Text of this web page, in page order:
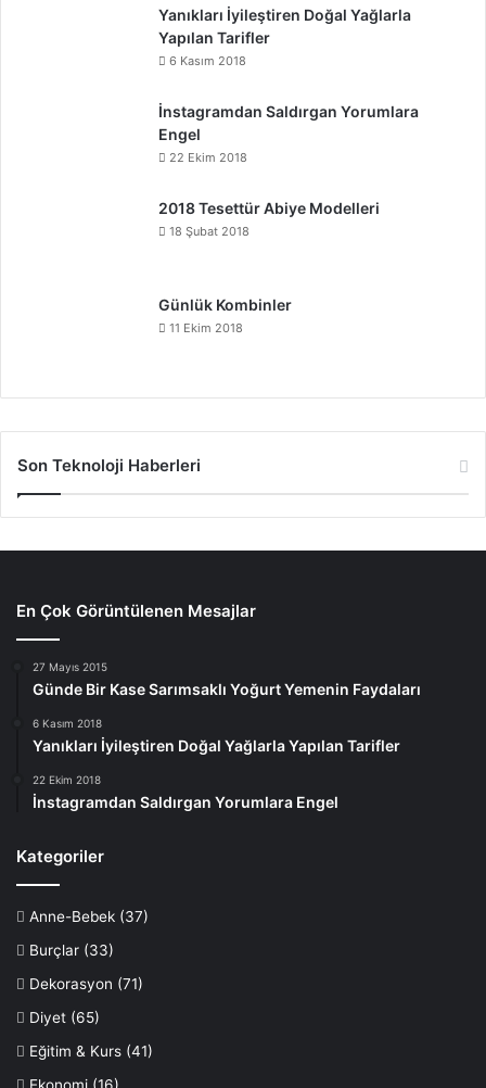
Yanıkları İyileştiren Doğal Yağlarla
Yapılan Tarifler
6 Kasım 2018
İnstagramdan Saldırgan Yorumlara
Engel
22 Ekim 2018
2018 Tesettür Abiye Modelleri
18 Şubat 2018
Günlük Kombinler
11 Ekim 2018
Son Teknoloji Haberleri
En Çok Görüntülenen Mesajlar
27 Mayıs 2015
Günde Bir Kase Sarımsaklı Yoğurt Yemenin Faydaları
6 Kasım 2018
Yanıkları İyileştiren Doğal Yağlarla Yapılan Tarifler
22 Ekim 2018
İnstagramdan Saldırgan Yorumlara Engel
Kategoriler
Anne-Bebek (37)
Burçlar (33)
Dekorasyon (71)
Diyet (65)
Eğitim & Kurs (41)
Ekonomi (16)